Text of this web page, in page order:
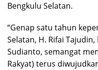
Bengkulu Selatan.
“Genap satu tahun
Selatan, H. Rifai
Sudianto, semangat
Rakyat) terus